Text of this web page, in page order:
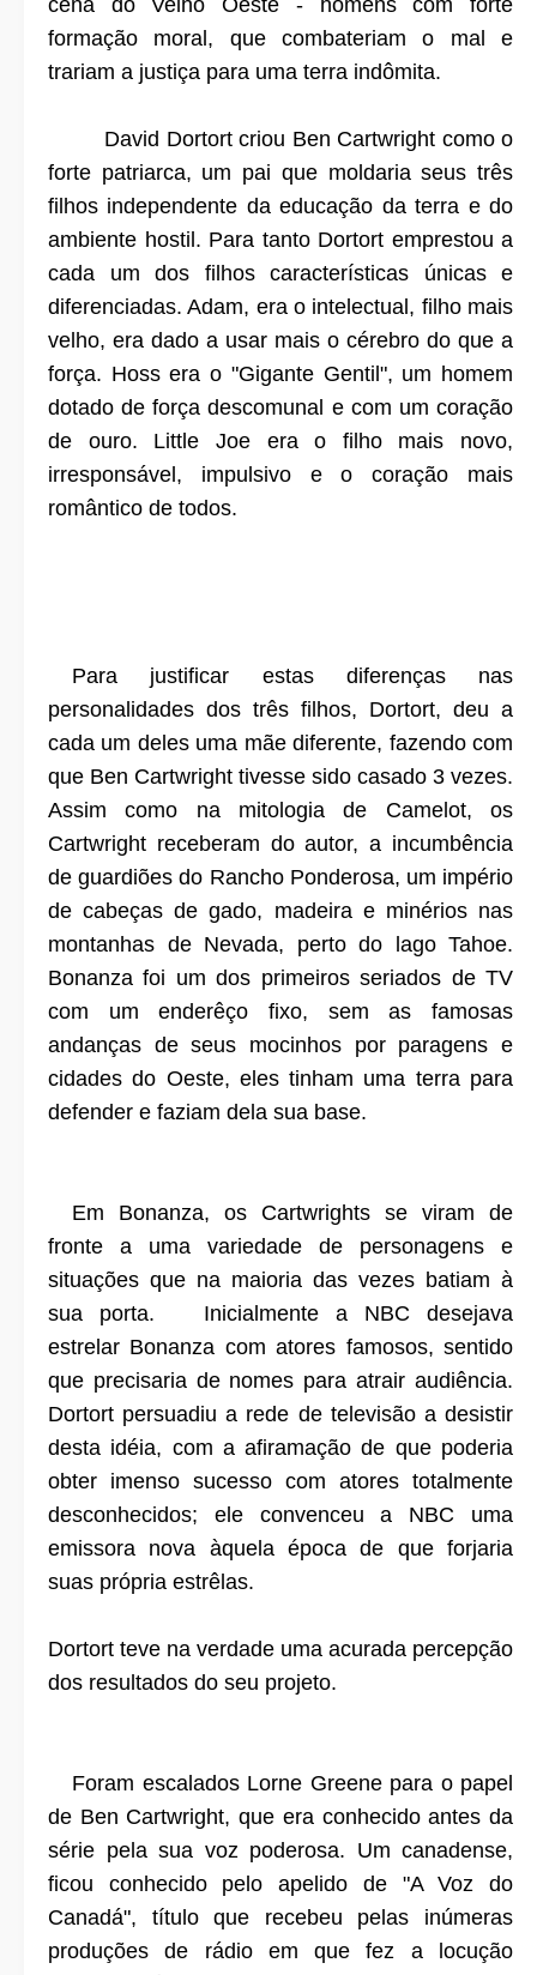
formação moral, que combateriam o mal e
trariam a justiça para uma terra indômita.
David Dortort criou Ben Cartwright como o
forte patriarca, um pai que moldaria seus três
filhos independente da educação da terra e do
ambiente hostil. Para tanto Dortort emprestou a
cada um dos filhos características únicas e
diferenciadas. Adam, era o intelectual, filho mais
velho, era dado a usar mais o cérebro do que a
força. Hoss era o "Gigante Gentil", um homem
dotado de força descomunal e com um coração
de ouro. Little Joe era o filho mais novo,
irresponsável, impulsivo e o coração mais
romântico de todos.
Para justificar estas diferenças nas
personalidades dos três filhos, Dortort, deu a
cada um deles uma mãe diferente, fazendo com
que Ben Cartwright tivesse sido casado 3 vezes.
Assim como na mitologia de Camelot, os
Cartwright receberam do autor, a incumbência
de guardiões do Rancho Ponderosa, um império
de cabeças de gado, madeira e minérios nas
montanhas de Nevada, perto do lago Tahoe.
Bonanza foi um dos primeiros seriados de TV
com um enderêço fixo, sem as famosas
andanças de seus mocinhos por paragens e
cidades do Oeste, eles tinham uma terra para
defender e faziam dela sua base.
Em Bonanza, os Cartwrights se viram de
fronte a uma variedade de personagens e
situações que na maioria das vezes batiam à
sua porta. Inicialmente a NBC desejava
estrelar Bonanza com atores famosos, sentido
que precisaria de nomes para atrair audiência.
Dortort persuadiu a rede de televisão a desistir
desta idéia, com a afiramação de que poderia
obter imenso sucesso com atores totalmente
desconhecidos; ele convenceu a NBC uma
emissora nova àquela época de que forjaria
suas própria estrêlas.
Dortort teve na verdade uma acurada percepção
dos resultados do seu projeto.
Foram escalados Lorne Greene para o papel
de Ben Cartwright, que era conhecido antes da
série pela sua voz poderosa. Um canadense,
ficou conhecido pelo apelido de "A Voz do
Canadá", título que recebeu pelas inúmeras
produções de rádio em que fez a locução